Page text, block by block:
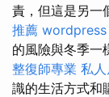
責，但這是另一
推薦 wordpress
的風險與冬季一
整復師專業 私
識的生活方式和